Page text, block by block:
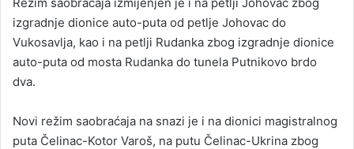
izgradnje dionice auto-puta od petlje Johovac do
Vukosavlja, kao i na petlji Rudanka zbog izgradnje dionice
auto-puta od mosta Rudanka do tunela Putnikovo brdo
dva.
Novi režim saobraćaja na snazi je i na dionici magistralnog
puta Čelinac-Kotor Varoš, na putu Čelinac-Ukrina zbog